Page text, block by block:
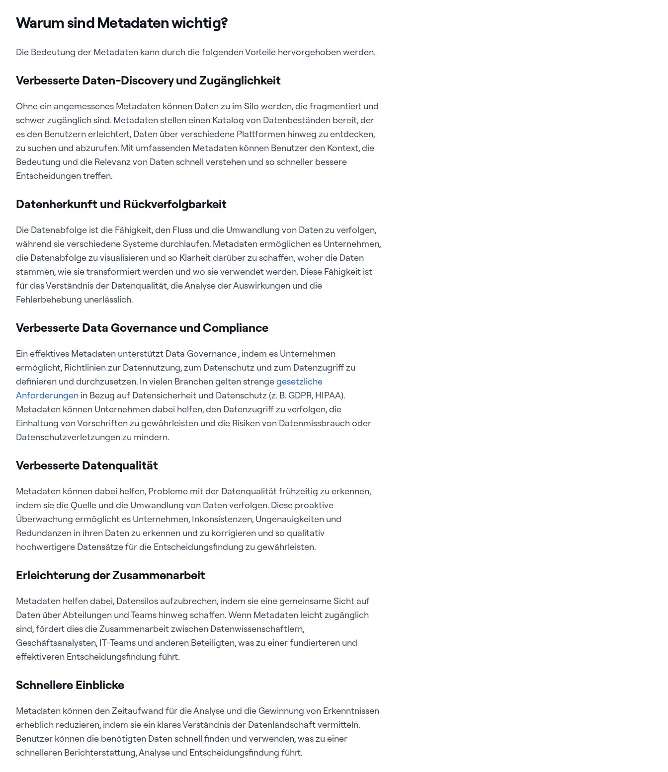
Warum sind Metadaten wichtig?
Die Bedeutung der Metadaten kann durch die folgenden Vorteile hervorgehoben werden.
Verbesserte Daten-Discovery und Zugänglichkeit
Ohne ein angemessenes Metadaten können Daten zu im Silo werden, die fragmentiert und
schwer zugänglich sind. Metadaten stellen einen Katalog von Datenbeständen bereit, der
es den Benutzern erleichtert, Daten über verschiedene Plattformen hinweg zu entdecken,
zu suchen und abzurufen. Mit umfassenden Metadaten können Benutzer den Kontext, die
Bedeutung und die Relevanz von Daten schnell verstehen und so schneller bessere
Entscheidungen treffen.
Datenherkunft und Rückverfolgbarkeit
Die Datenabfolge ist die Fähigkeit, den Fluss und die Umwandlung von Daten zu verfolgen,
während sie verschiedene Systeme durchlaufen. Metadaten ermöglichen es Unternehmen,
die Datenabfolge zu visualisieren und so Klarheit darüber zu schaffen, woher die Daten
stammen, wie sie transformiert werden und wo sie verwendet werden. Diese Fähigkeit ist
für das Verständnis der Datenqualität, die Analyse der Auswirkungen und die
Fehlerbehebung unerlässlich.
Verbesserte Data Governance und Compliance
Ein effektives Metadaten unterstützt Data Governance , indem es Unternehmen
ermöglicht, Richtlinien zur Datennutzung, zum Datenschutz und zum Datenzugriff zu
definieren und durchzusetzen. In vielen Branchen gelten strengegesetzliche
Anforderungen in Bezug auf Datensicherheit und Datenschutz (z. B. GDPR, HIPAA).
Metadaten können Unternehmen dabei helfen, den Datenzugriff zu verfolgen, die
Einhaltung von Vorschriften zu gewährleisten und die Risiken von Datenmissbrauch oder
Datenschutzverletzungen zu mindern.
Verbesserte Datenqualität
Metadaten können dabei helfen, Probleme mit der Datenqualität frühzeitig zu erkennen,
indem sie die Quelle und die Umwandlung von Daten verfolgen. Diese proaktive
Überwachung ermöglicht es Unternehmen, Inkonsistenzen, Ungenauigkeiten und
Redundanzen in ihren Daten zu erkennen und zu korrigieren und so qualitativ
hochwertigere Datensätze für die Entscheidungsfindung zu gewährleisten.
Erleichterung der Zusammenarbeit
Metadaten helfen dabei, Datensilos aufzubrechen, indem sie eine gemeinsame Sicht auf
Daten über Abteilungen und Teams hinweg schaffen. Wenn Metadaten leicht zugänglich
sind, fördert dies die Zusammenarbeit zwischen Datenwissenschaftlern,
Geschäftsanalysten, IT-Teams und anderen Beteiligten, was zu einer fundierteren und
effektiveren Entscheidungsfindung führt.
Schnellere Einblicke
Metadaten können den Zeitaufwand für die Analyse und die Gewinnung von Erkenntnissen
erheblich reduzieren, indem sie ein klares Verständnis der Datenlandschaft vermitteln.
Benutzer können die benötigten Daten schnell finden und verwenden, was zu einer
schnelleren Berichterstattung, Analyse und Entscheidungsfindung führt.